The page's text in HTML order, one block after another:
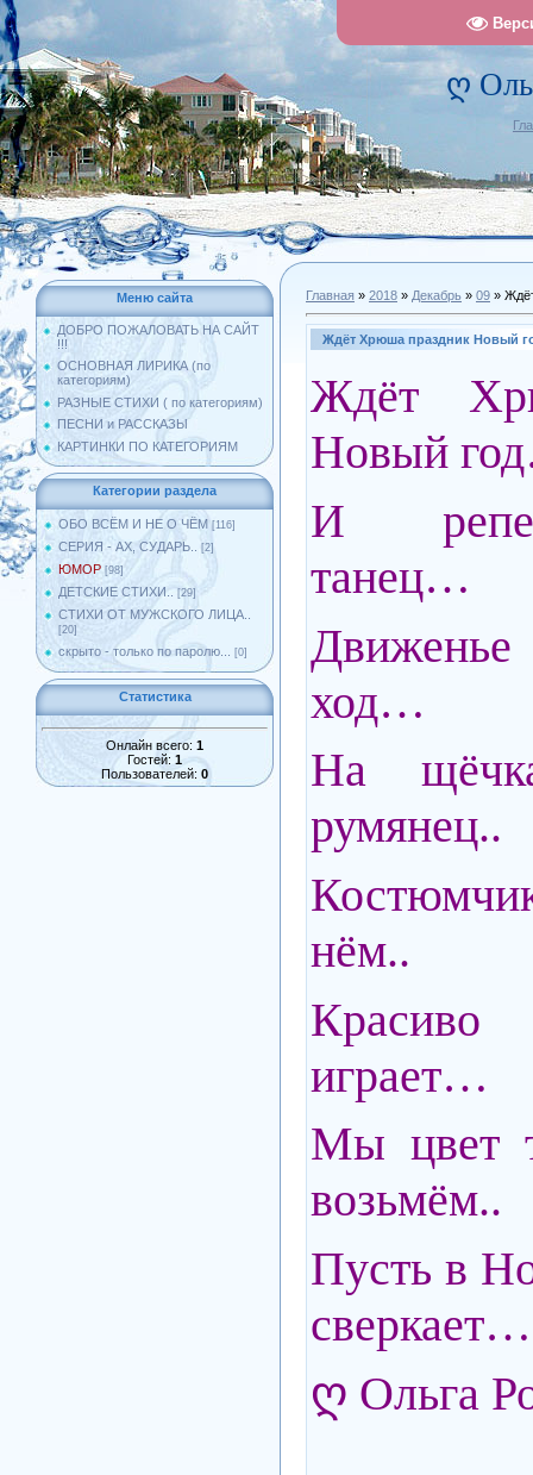
ღ
Меню сайта
ДОБРО ПОЖАЛОВАТЬ НА САЙТ
!!!
ОСНОВНАЯ ЛИРИКА (по
категориям)
РАЗНЫЕ СТИХИ ( по категориям)
ПЕСНИ и РАССКАЗЫ
КАРТИНКИ ПО КАТЕГОРИЯМ
Категории раздела
ОБО ВСЁМ И НЕ О ЧЁМ [116]
СЕРИЯ - АХ, СУДАРЬ.. [2]
ЮМОР [98]
ДЕТСКИЕ СТИХИ.. [29]
СТИХИ ОТ МУЖСКОГО ЛИЦА..
[20]
скрыто - только по паролю... [0]
Статистика
Онлайн всего: 1
Гостей: 1
Пользователей: 0
Главная » 2018 » Декабрь » 09 »
Ждёт Хрюша праздник Новый
Ждёт
Новый
И
танец…
ход…
На
румянец..
нём..
играет…
Мы цвет
возьмём..
Пусть в
сверкает…
ღ Ольга